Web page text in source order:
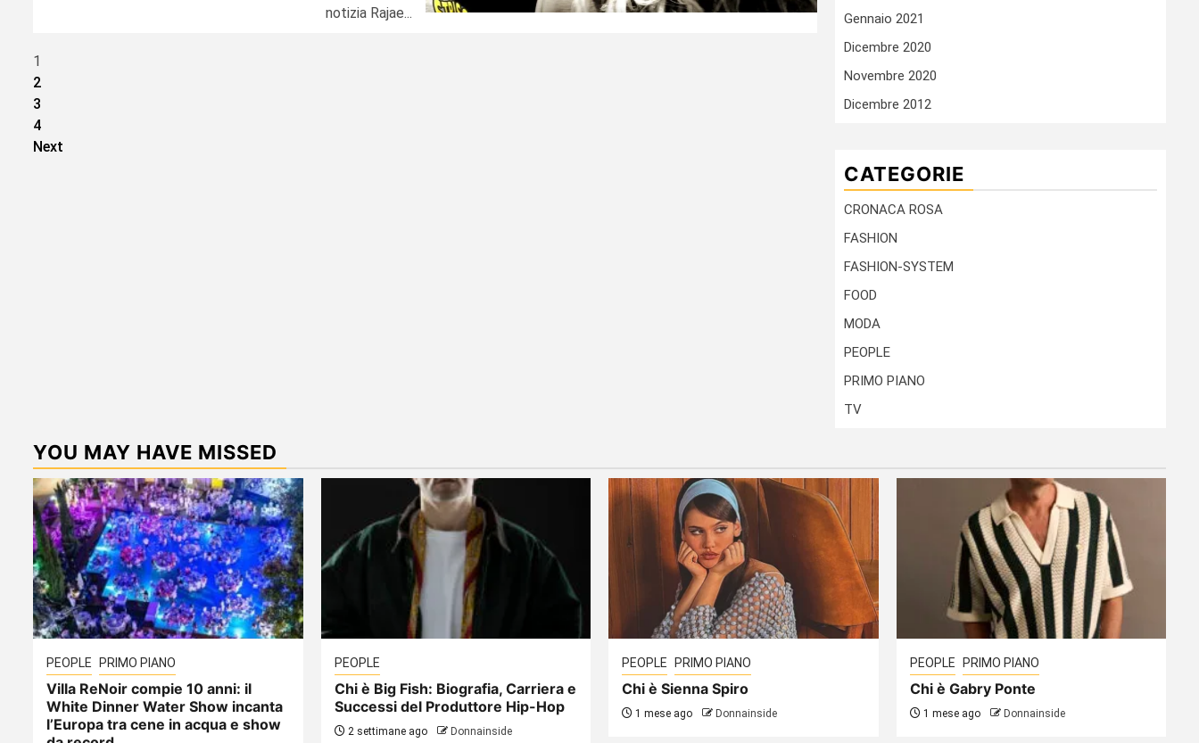
notizia Rajae...
Paginazione
degli
articoli
1
2
3
4
Next
Gennaio 2021
Dicembre 2020
Novembre 2020
Dicembre 2012
CATEGORIE
CRONACA ROSA
FASHION
FASHION-SYSTEM
FOOD
MODA
PEOPLE
PRIMO PIANO
TV
YOU MAY HAVE MISSED
PEOPLE PRIMO PIANO
Villa ReNoir compie 10 anni: il
White Dinner Water Show incanta
l’Europa tra cene in acqua e show
PEOPLE
Chi è Big Fish: Biografia, Carriera e
Successi del Produttore Hip-Hop
2 settimane ago Donnainside
PEOPLE PRIMO PIANO
Chi è Sienna Spiro
1 mese ago Donnainside
PEOPLE PRIMO PIANO
Chi è Gabry Ponte
1 mese ago Donnainside